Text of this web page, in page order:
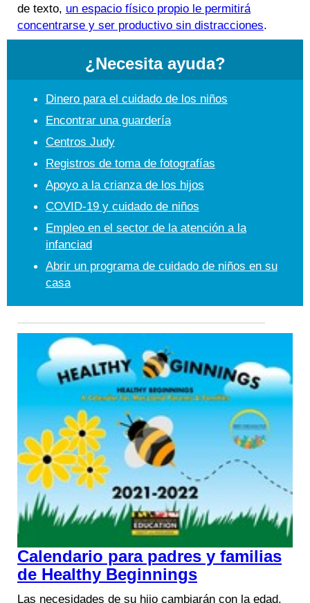
de texto, un espacio físico propio le permitirá
concentrarse y ser productivo sin distracciones.
¿Necesita ayuda?
Dinero para el cuidado de los niños
Encontrar una guardería
Centros Judy
Registros de toma de fotografías
Apoyo a la crianza de los hijos
COVID-19 y cuidado de niños
Empleo en el sector de la atención a la
infanciad
Abrir un programa de cuidado de niños en su
casa
Calendario para padres y familias
de Healthy Beginnings
Las necesidades de su hijo cambiarán con la edad.